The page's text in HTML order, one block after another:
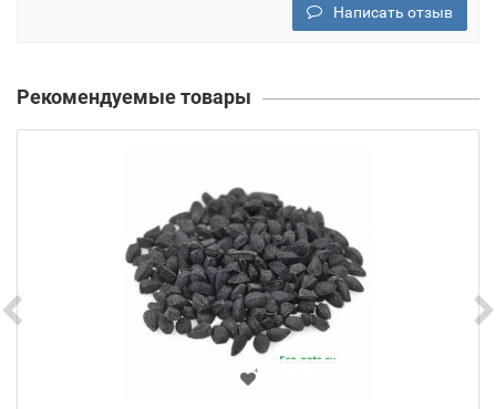
Написать отзыв
Рекомендуемые товары